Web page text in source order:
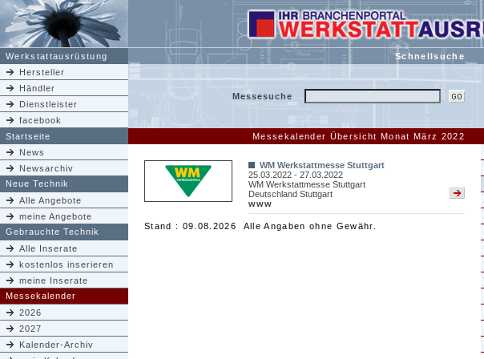
Werkstattausrüstung
Schnellsuche
Hersteller
Händler
Dienstleister
facebook
Messesuche
Startseite Messekalender Übersicht Monat März 2022
News
Newsarchiv
Neue Technik
Alle Angebote
meine Angebote
Gebrauchte Technik
Alle Inserate
kostenlos inserieren
meine Inserate
Messekalender
2026
2027
Kalender-Archiv
WM Werkstattmesse Stuttgart
25.03.2022 - 27.03.2022
WM Werkstattmesse Stuttgart
Deutschland Stuttgart
www
Stand : 09.08.2026 Alle Angaben ohne Gewähr.